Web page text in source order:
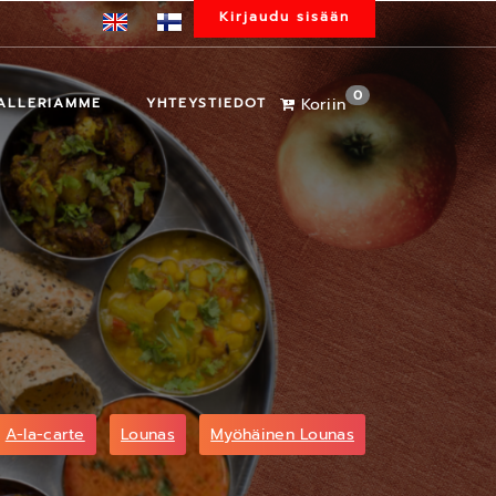
Kirjaudu sisään
YHTEYSTIEDOT Koriin0
A-la-carte Lounas Myöhäinen Lounas